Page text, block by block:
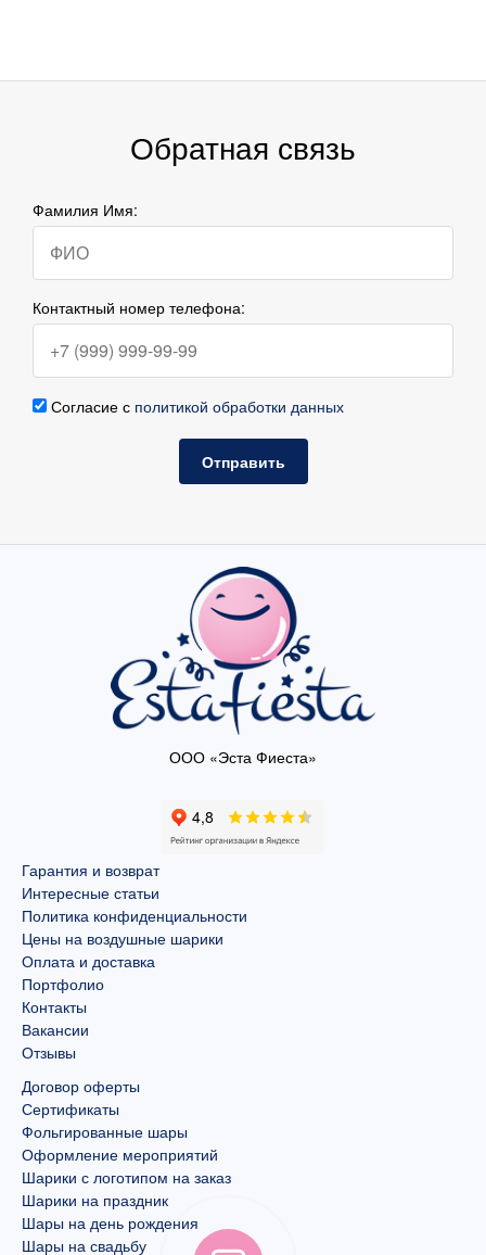
Обратная связь
Фамилия Имя:
Контактный номер телефона:
Согласие с политикой обработки данных
Отправить
ООО «Эста Фиеста»
Гарантия и возврат
Интересные статьи
Политика конфиденциальности
Цены на воздушные шарики
Оплата и доставка
Портфолио
Контакты
Вакансии
Отзывы
Договор оферты
Сертификаты
Фольгированные шары
Оформление мероприятий
Шарики с логотипом на заказ
Шарики на праздник
Шары на день рождения
Шары на свадьбу